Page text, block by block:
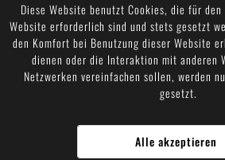
Diese Website benutzt Cookies, die für
Website erforderlich sind und stets gesetzt
den Komfort bei Benutzung dieser Website
dienen oder die Interaktion mit anderen
Netzwerken vereinfachen sollen, werden
gesetzt.
Alle akzeptieren